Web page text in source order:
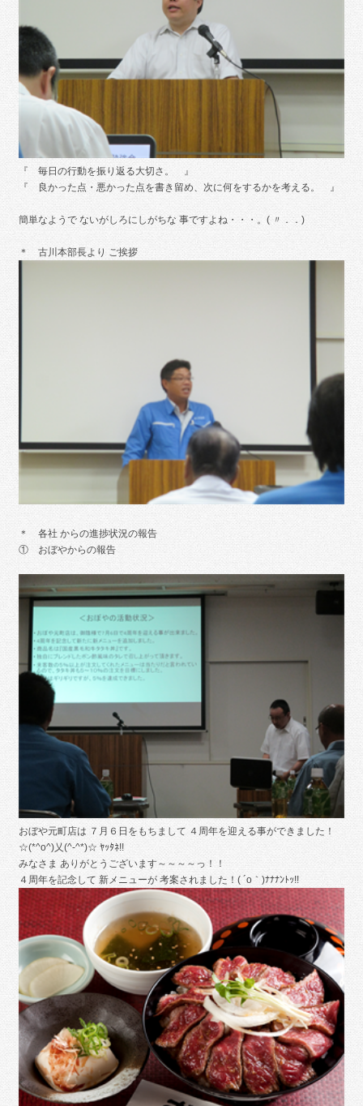
『 毎日の行動を振り返る大切さ。 』
『 良かった点・悪かった点を書き留め、次に何をするかを考える。 』
簡単なようで ないがしろにしがちな 事ですよね・・・。( 〃．．)
＊ 古川本部長より ご挨拶
＊ 各社 からの進捗状況の報告
① おぼやからの報告
おぼや元町店は ７月６日をもちまして ４周年を迎える事ができました！
☆(*^o^)乂(^-^*)☆ ﾔｯﾀﾈ!!
みなさま ありがとうございます～～～～っ！！
４周年を記念して 新メニューが 考案されました！( ´o｀)ﾅﾅﾅﾝﾄｯ!!